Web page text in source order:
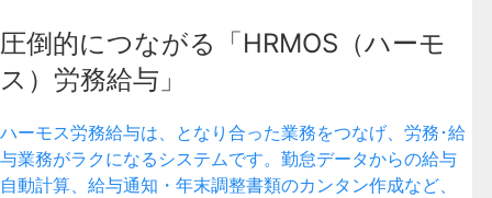
圧倒的につながる「HRMOS（ハーモ
ス）労務給与」
ハーモス労務給与は、となり合った業務をつなげ、労務･給
与業務がラクになるシステムです。勤怠データからの給与
自動計算、給与通知・年末調整書類のカンタン作成など、